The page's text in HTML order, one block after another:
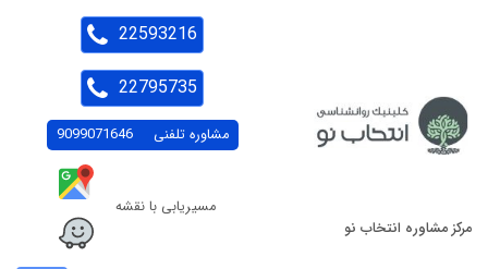
مرکز مشاوره انتخاب نو
مشاوره تلفنی 9099071646
مسیریابی با نقشه
22593216
22795735